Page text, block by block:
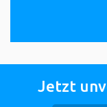
Jetzt